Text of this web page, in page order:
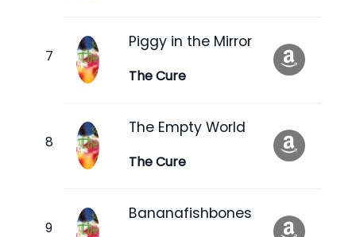
Piggy in the Mirror
The Cure
The Empty World
The Cure
Bananafishbones